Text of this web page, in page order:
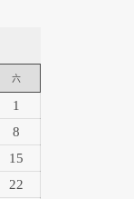
六
1
8
15
22